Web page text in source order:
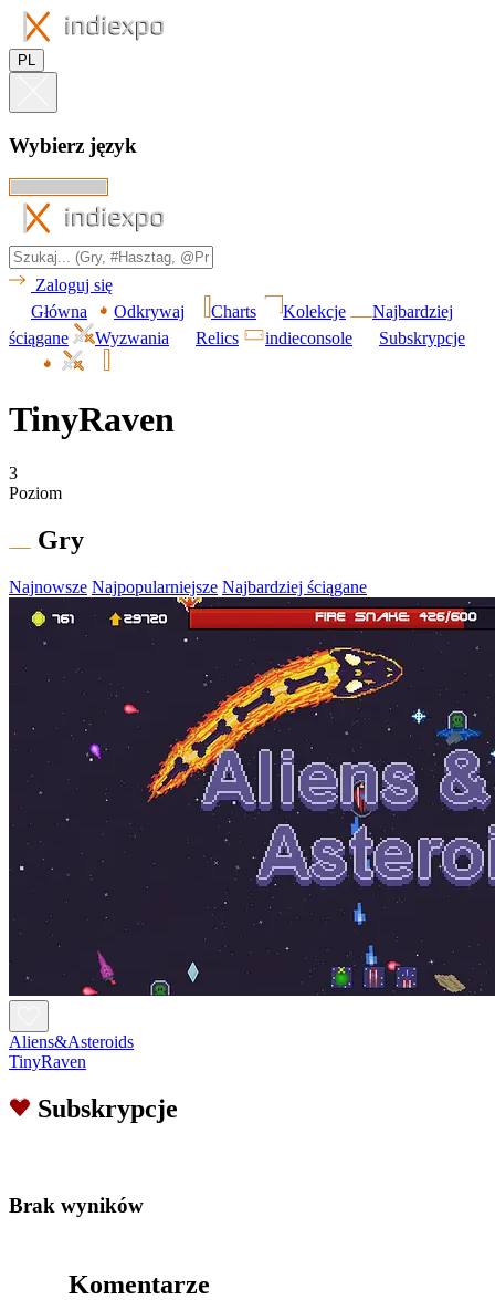
PL
Wybierz język
Zaloguj się
Główna
Odkrywaj Charts Kolekcje
Najbardziej
ściągane
Wyzwania Relics indieconsole Subskrypcje
TinyRaven
3
Poziom
Gry
Najnowsze Najpopularniejsze Najbardziej ściągane
Aliens&Asteroids
TinyRaven
Subskrypcje
Brak wyników
Komentarze